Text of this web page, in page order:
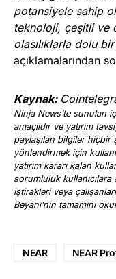
potansiyele sahip
teknoloji, çeşitli ve
olasılıklarla dolu
açıklamalarından
Kaynak:
Ninja News’te sunulan
amaçlıdır ve yatırım
paylaşılan bilgiler hiçbir
yönlendirmek için
yatırım kararı kalan
sorumluluk
iştirakleri veya
Beyanı’nın tamamını
NEAR NEAR